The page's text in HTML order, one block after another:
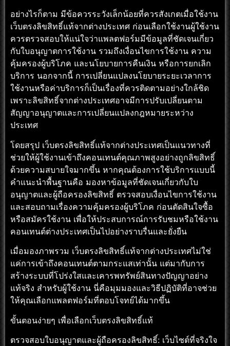
อย่างไรก็ตาม มีข้อควรระวังเล็กน้อยที่ควรสังเกตเมื่อใช้งาน
เว็บตรงลิขสิทธิ์แท้จากต่างประเทศ ก่อนเลือกใช้งานผู้ใช้งาน
ควรตรวจสอบให้แน่ใจว่าแพลตฟอร์มมีข้อมูลที่ชัดเจนเกี่ยว
กับใบอนุญาตการใช้งาน รวมถึงเงื่อนไขการใช้งาน ความ
คุ้มครองผู้บริโภค และนโยบายการคืนเงิน หรือการยกเลิก
บริการ นอกจากนี้ การเปลี่ยนแปลงนโยบายระยะเวลาการ
ใช้งานหรือค่าบริการก็เป็นเรื่องที่ควรติดตามอย่างใกล้ชิด
เพราะลิขสิทธิ์จากต่างประเทศอาจมีการปรับเปลี่ยนตาม
สัญญาอนุญาตและการเปลี่ยนแปลงกฎหมายระหว่าง
ประเทศ
โดยสรุป เว็บตรงลิขสิทธิ์แท้จากต่างประเทศเป็นแนวทางที่
ช่วยให้ผู้ใช้งานเข้าถึงคอนเทนต์คุณภาพสูงอย่างถูกลิขสิทธิ์
ด้วยความสบายใจมากขึ้น หากคุณต้องการใช้บริการแบบนี้
คำแนะนำพื้นฐานคือ มองหาข้อมูลที่ชัดเจนเกี่ยวกับใบ
อนุญาตและผู้ถือครองลิขสิทธิ์ ตรวจสอบเงื่อนไขการใช้งาน
และสอบถามเรื่องความคุ้มครองผู้บริโภค ก่อนตัดสินใจซื้อ
หรือสมัครใช้งาน เพื่อให้ประสบการณ์การรับชมหรือใช้งาน
คอนเทนต์ต่างประเทศเป็นไปอย่างราบรื่นและยั่งยืน
เมื่อมองภาพรวม เว็บตรงลิขสิทธิ์แท้จากต่างประเทศไม่ใช่
แค่การเข้าถึงคอนเทนต์ตามกระแสเท่านั้น แต่มากับการ
สร้างระบบที่โปร่งใสและเคารพทรัพย์สินทางปัญญาอย่าง
แท้จริง สำหรับผู้ใช้งาน นี่คือมุมมองและวิธีปฏิบัติที่อาจช่วย
ให้คุณเลือกแพลตฟอร์มที่ตอบโจทย์ได้มากขึ้น
ขั้นตอนง่ายๆ เพื่อเลือกเว็บตรงลิขสิทธิ์แท้
ตรวจสอบใบอนุญาตและผู้ถือครองลิขสิทธิ์: เว็บไซต์ที่จริงใจ